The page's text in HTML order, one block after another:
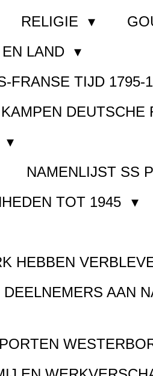
RELIGIE
LAND
FRANSE TIJD 1795-
DEUTSCHE
NAMENLIJST SS
TOT 1945
HEBBEN
AAN